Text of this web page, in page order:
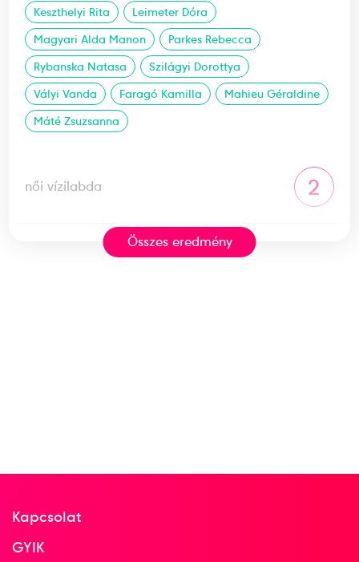
Keszthelyi Rita
Leimeter Dóra
Magyari Alda Manon
Parkes Rebecca
Rybanska Natasa
Szilágyi Dorottya
Vályi Vanda
Faragó Kamilla
Mahieu Géraldine
Máté Zsuzsanna
női vízilabda 2
2024. feb.
Neszmély Boglárka
Összes eredmény
Kapcsolat
GYIK